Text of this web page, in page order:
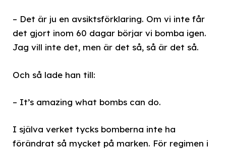
– Det är ju en avsiktsförklaring. Om vi inte får
det gjort inom 60 dagar börjar vi bomba igen.
Jag vill inte det, men är det så, så är det så.
Och så lade han till:
– It’s amazing what bombs can do.
I själva verket tycks bomberna inte ha
förändrat så mycket på marken. För regimen i